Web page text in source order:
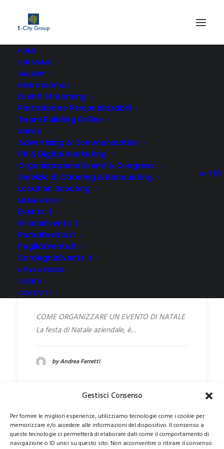
Gestisci Consenso
Per fornire le migliori esperienze, utilizziamo tecnologie come i cookie per
memorizzare e/o accedere alle informazioni del dispositivo. Il consenso a
queste tecnologie ci permetterà di elaborare dati come il comportamento di
navigazione o ID unici su questo sito. Non acconsentire o ritirare il consenso
HOME
CHI SIAMO
GALLERY
EVENTI DIGITALI
Eventi Streaming
Piattaforme Personalizzabili
Team Building Online
SERVIZI
Advertising & Communication
PR & Digital Marketing
Organizzazione Eventi & Congressi
Servizio di Catering & Banqueting
Location Scouting
MEDIA GROUP
Events.it
MilanoEvents.it
RomaEvents.it
PugliaEvents.it
SardegnaEvents.it
NEWS & PRESS
CLIENTI
CONTATTI
FESTA AZIENDALE : COME
ORGANIZZARE UN EVENTO
DI NATALE
COME ORGANIZZARE UN EVENTO DI NATALE
La festa di Natale aziendale, è…
by Andrea Ferretti